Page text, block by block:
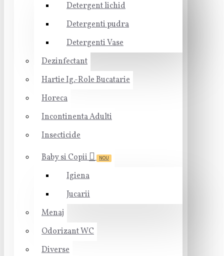
Detergent lichid
Detergenti pudra
Detergenti Vase
Dezinfectant
Hartie Ig.-Role Bucatarie
Horeca
Incontinenta Adulti
Insecticide
Baby si Copii
NOU
Igiena
Jucarii
Menaj
Odorizant WC
Diverse